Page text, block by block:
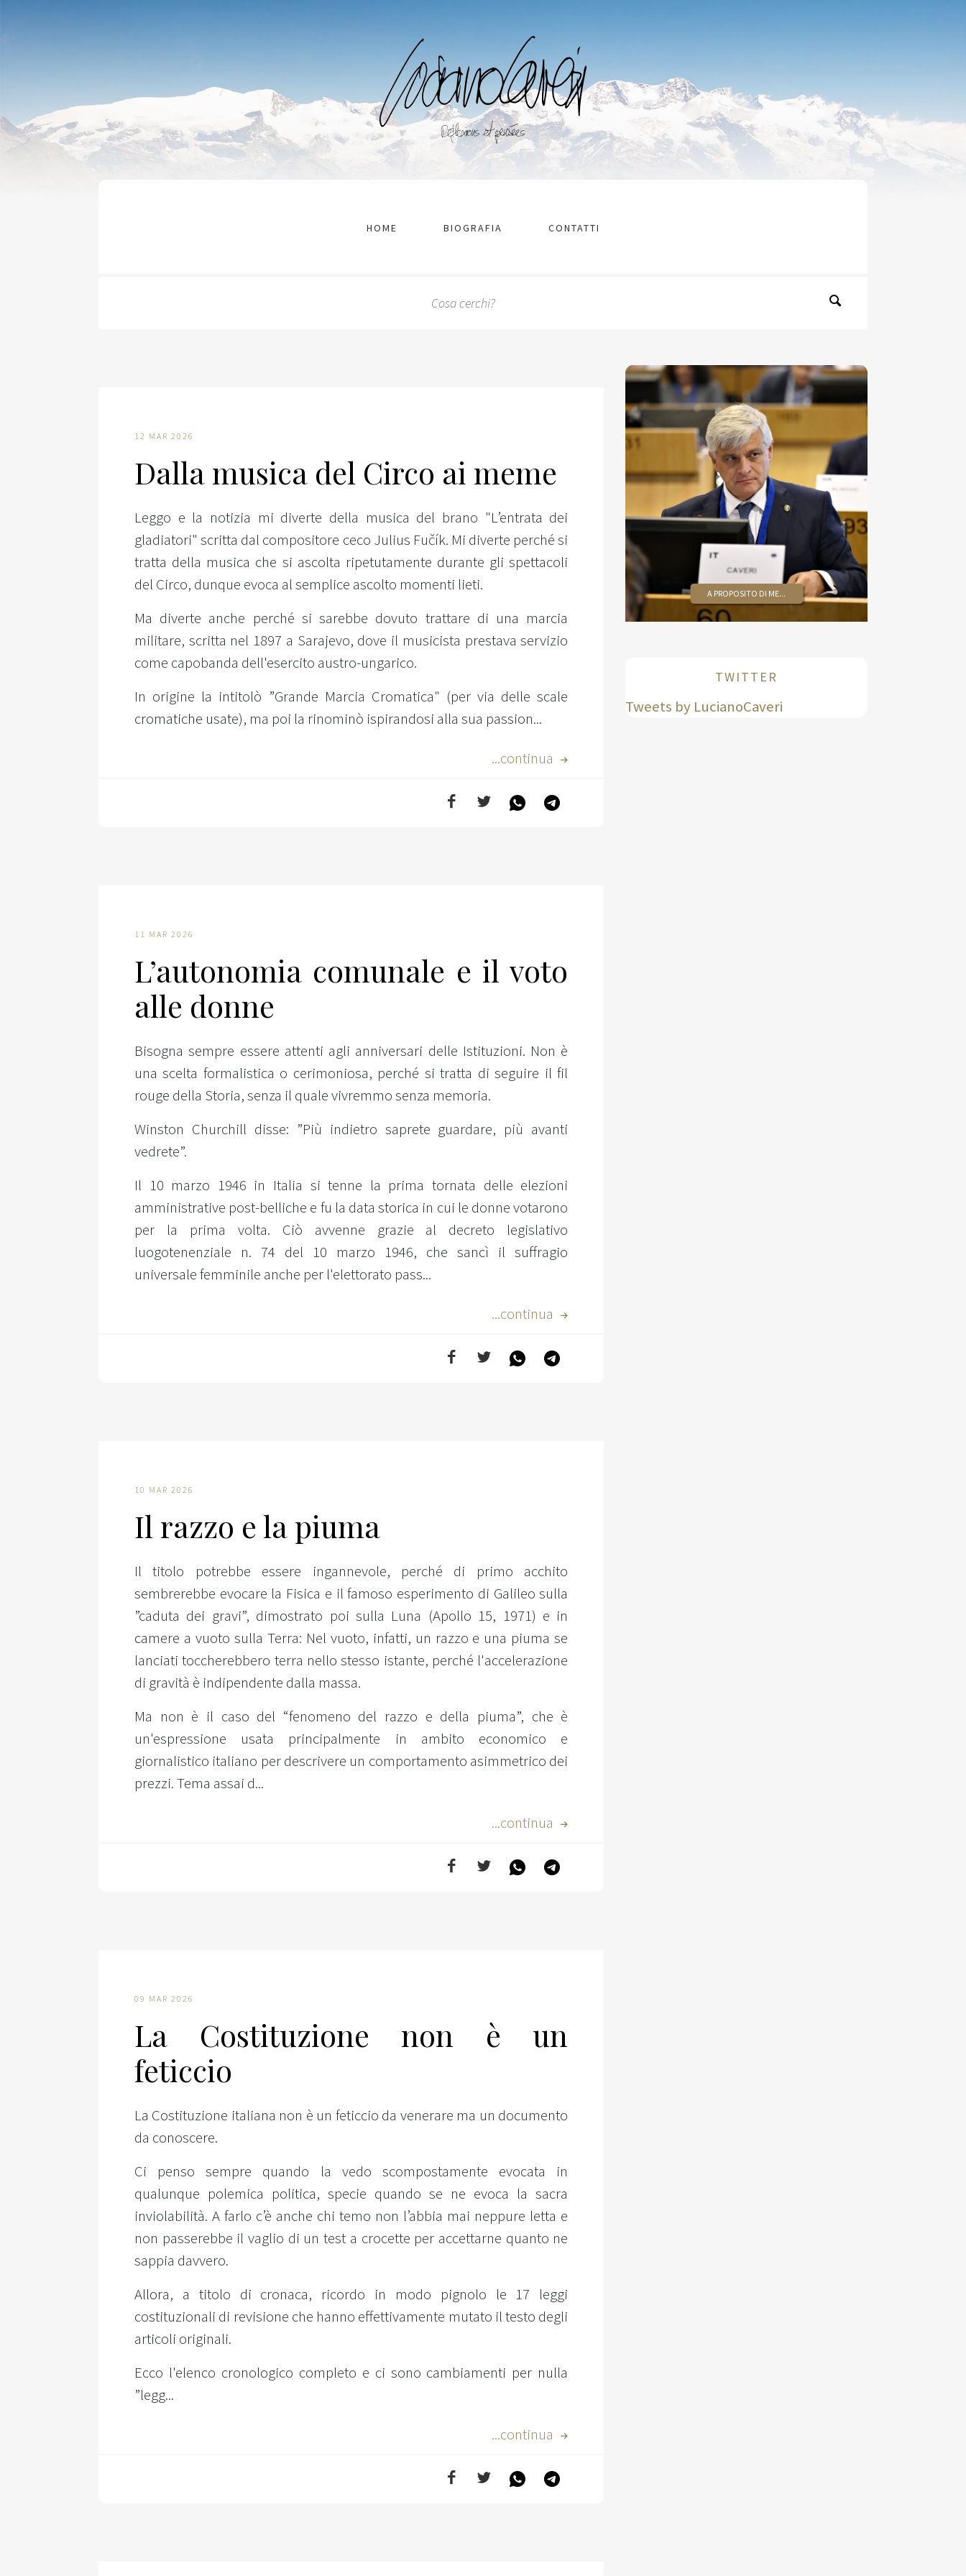
HOME BIOGRAFIA CONTATTI
12 MAR 2026
Dalla musica del Circo ai meme
Leggo e la notizia mi diverte della musica del brano "L’entrata dei
gladiatori" scritta dal compositore ceco Julius Fučík. Mi diverte perché si
tratta della musica che si ascolta ripetutamente durante gli spettacoli
del Circo, dunque evoca al semplice ascolto momenti lieti.
Ma diverte anche perché si sarebbe dovuto trattare di una marcia
militare, scritta nel 1897 a Sarajevo, dove il musicista prestava servizio
come capobanda dell'esercito austro-ungarico.
In origine la intitolò ”Grande Marcia Cromatica" (per via delle scale
cromatiche usate), ma poi la rinominò ispirandosi alla sua passion...
...continua
11 MAR 2026
L’autonomia comunale e il voto
alle donne
Bisogna sempre essere attenti agli anniversari delle Istituzioni. Non è
una scelta formalistica o cerimoniosa, perché si tratta di seguire il fil
rouge della Storia, senza il quale vivremmo senza memoria.
Winston Churchill disse: ”Più indietro saprete guardare, più avanti
vedrete”.
Il 10 marzo 1946 in Italia si tenne la prima tornata delle elezioni
amministrative post-belliche e fu la data storica in cui le donne votarono
per la prima volta. Ciò avvenne grazie al decreto legislativo
luogotenenziale n. 74 del 10 marzo 1946, che sancì il suffragio
universale femminile anche per l'elettorato pass...
...continua
10 MAR 2026
Il razzo e la piuma
Il titolo potrebbe essere ingannevole, perché di primo acchito
sembrerebbe evocare la Fisica e il famoso esperimento di Galileo sulla
”caduta dei gravi”, dimostrato poi sulla Luna (Apollo 15, 1971) e in
camere a vuoto sulla Terra: Nel vuoto, infatti, un razzo e una piuma se
lanciati toccherebbero terra nello stesso istante, perché l'accelerazione
di gravità è indipendente dalla massa.
Ma non è il caso del “fenomeno del razzo e della piuma”, che è
un'espressione usata principalmente in ambito economico e
giornalistico italiano per descrivere un comportamento asimmetrico dei
prezzi. Tema assai d...
...continua
09 MAR 2026
La Costituzione non è un
feticcio
La Costituzione italiana non è un feticcio da venerare ma un documento
da conoscere.
Ci penso sempre quando la vedo scompostamente evocata in
qualunque polemica politica, specie quando se ne evoca la sacra
inviolabilità. A farlo c’è anche chi temo non l’abbia mai neppure letta e
non passerebbe il vaglio di un test a crocette per accettarne quanto ne
sappia davvero.
Allora, a titolo di cronaca, ricordo in modo pignolo le 17 leggi
costituzionali di revisione che hanno effettivamente mutato il testo degli
articoli originali.
Ecco l'elenco cronologico completo e ci sono cambiamenti per nulla
”legg...
...continua
A PROPOSITO DI ME...
TWITTER
Tweets by LucianoCaveri